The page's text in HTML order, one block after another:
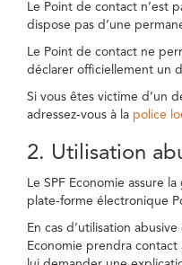
Le Point de contact n’est
dispose pas d’une
Le Point de contact ne
déclarer officiellement un
Si vous êtes victime d’un
adressez-vous à la police
2. Utilisation
Le SPF Economie assure
plate-forme électronique
En cas d’utilisation
Economie prendra contact